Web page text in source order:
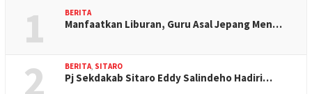
1 BERITA
Manfaatkan Liburan, Guru Asal Jepang Men…
2 BERITA SITARO
Pj Sekdakab Sitaro Eddy Salindeho Hadiri…